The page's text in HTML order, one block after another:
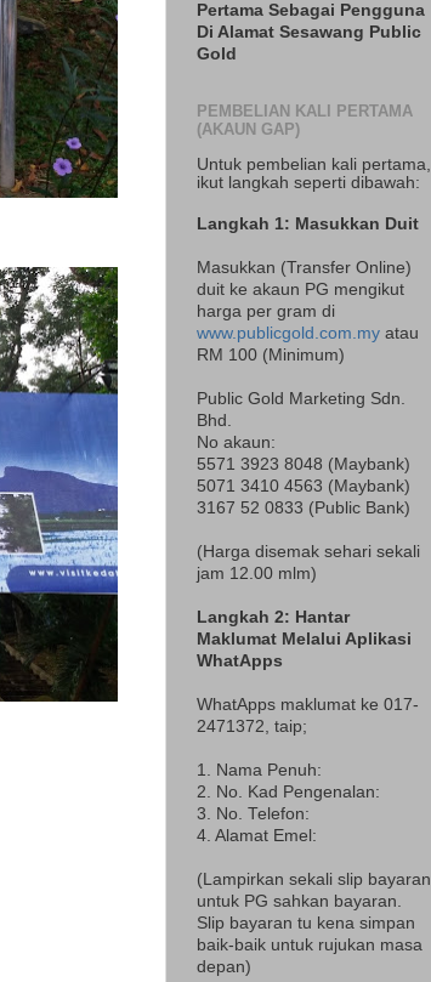
Pertama Sebagai Pengguna
Di Alamat Sesawang Public
Gold
PEMBELIAN KALI PERTAMA
(AKAUN GAP)
Untuk pembelian kali pertama,
ikut langkah seperti dibawah:
Langkah 1: Masukkan Duit
Masukkan (Transfer Online)
duit ke akaun PG mengikut
harga per gram di
www.publicgold.com.my atau
RM 100 (Minimum)
Public Gold Marketing Sdn.
Bhd.
No akaun:
5571 3923 8048 (Maybank)
5071 3410 4563 (Maybank)
3167 52 0833 (Public Bank)
(Harga disemak sehari sekali
jam 12.00 mlm)
Langkah 2: Hantar
Maklumat Melalui Aplikasi
WhatApps
WhatApps maklumat ke 017-
2471372 , taip;
1. Nama Penuh:
2. No. Kad Pengenalan:
3. No. Telefon:
4. Alamat Emel:
(Lampirkan sekali slip bayaran
untuk PG sahkan bayaran.
Slip bayaran tu kena simpan
baik-baik untuk rujukan masa
depan)